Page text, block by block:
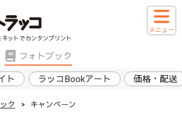
ットでカンタンプリント
メニュー
フォトブック
ト ラッコBookアート 価格・配送
ク > キャンペーン